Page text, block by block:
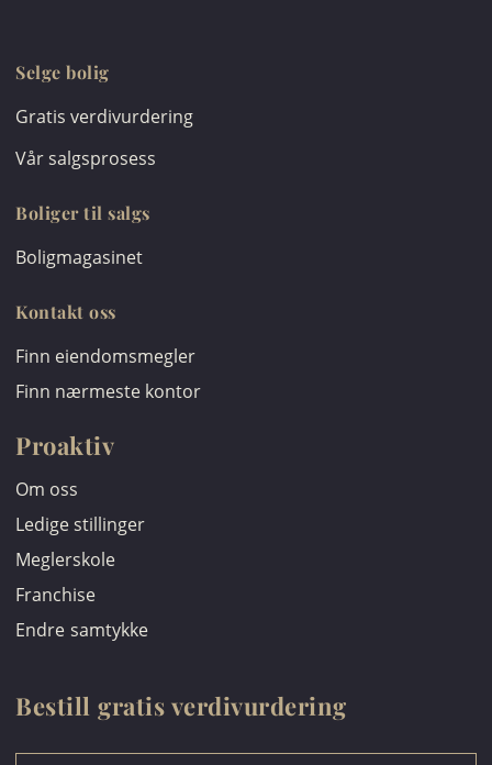
Selge bolig
Gratis verdivurdering
Vår salgsprosess
Boliger til salgs
Boligmagasinet
Kontakt oss
Finn eiendomsmegler
Finn nærmeste kontor
Proaktiv
Om oss
Ledige stillinger
Meglerskole
Franchise
Endre samtykke
Bestill gratis verdivurdering